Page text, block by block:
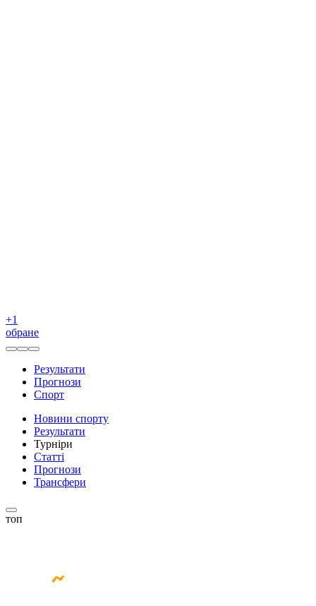
+1
обране
Результати
Прогнози
Спорт
Новини спорту
Результати
Турніри
Статті
Прогнози
Трансфери
топ